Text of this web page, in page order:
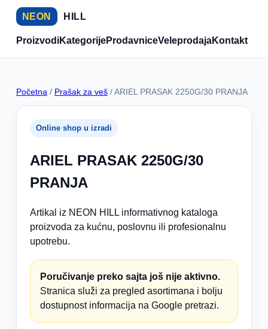
NEON HILL
ProizvodiKategorijeProdavniceVeleprodajaKontakt
Početna / Prašak za veš/ ARIEL PRASAK 2250G/30 PRANJA
Online shop u izradi
ARIEL PRASAK 2250G/30
PRANJA
Artikal iz NEON HILL informativnog kataloga
proizvoda za kućnu, poslovnu ili profesionalnu
upotrebu.
Poručivanje preko sajta još nije aktivno.
Stranica služi za pregled asortimana i bolju
dostupnost informacija na Google pretrazi.